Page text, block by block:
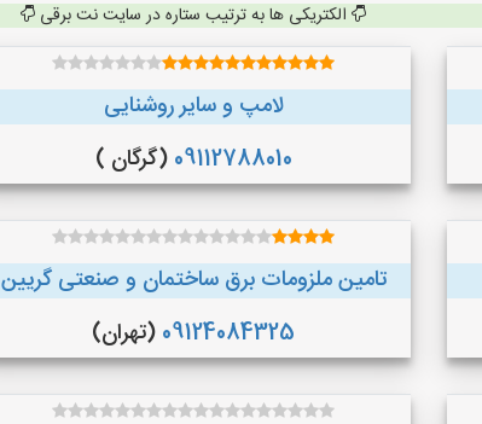
الکتریکی ها به ترتیب ستاره در سایت نت برقی
لامپ و سایر روشنایی
09112788010 (گرگان )
تامین ملزومات برق ساختمان و صنعتی گریین
09124084325 (تهران)